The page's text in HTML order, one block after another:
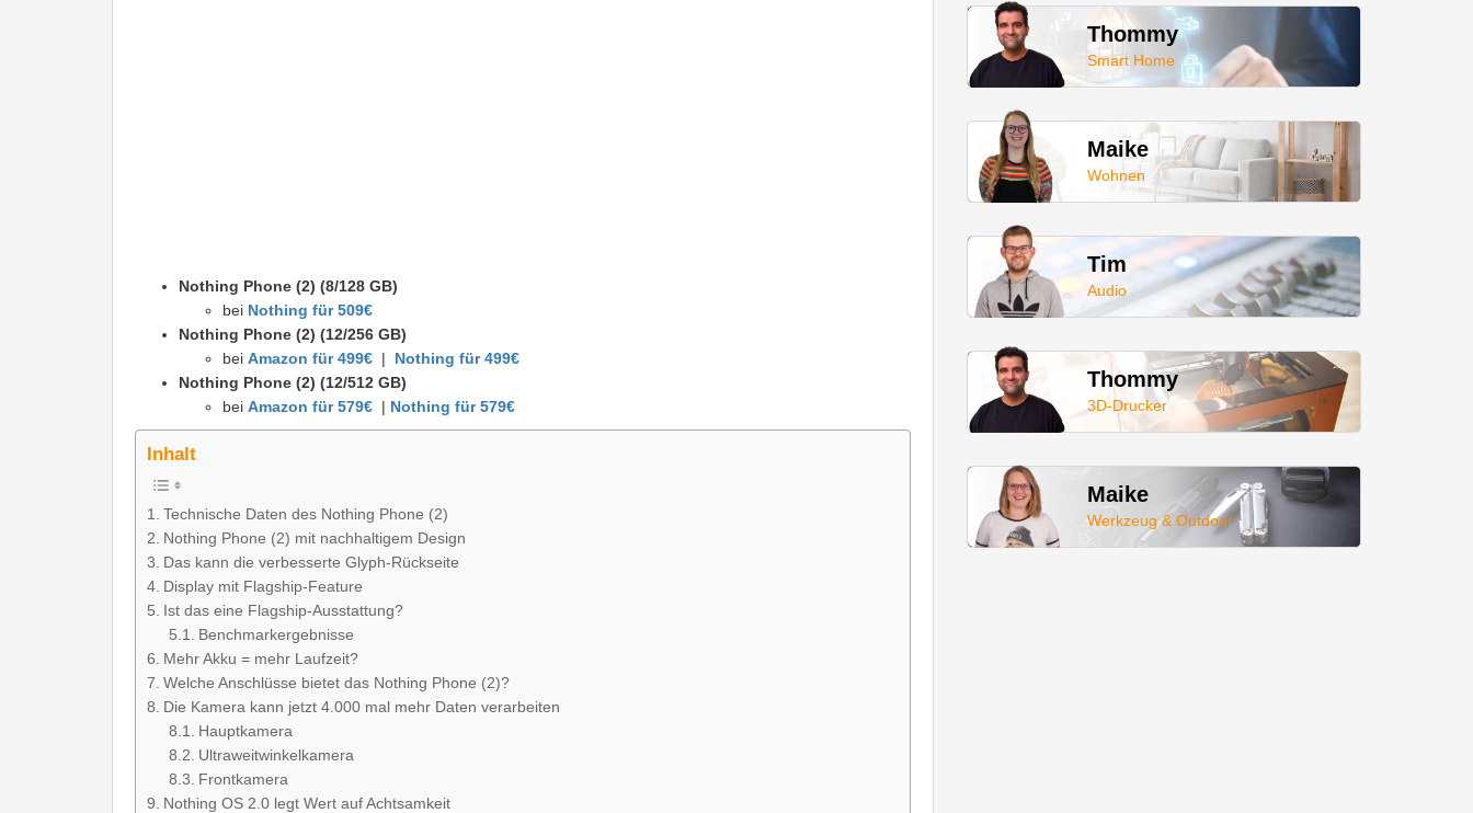
Nothing Phone (2) (8/128 GB)
bei Nothing für 509€
Nothing Phone (2) (12/256 GB)
bei Amazon für 499€ | Nothing für 499€
Nothing Phone (2) (12/512 GB)
bei Amazon für 579€ | Nothing für 579€
Inhalt
Technische Daten des Nothing Phone (2)
Nothing Phone (2) mit nachhaltigem Design
Das kann die verbesserte Glyph-Rückseite
Display mit Flagship-Feature
Ist das eine Flagship-Ausstattung?
Benchmarkergebnisse
Mehr Akku = mehr Laufzeit?
Welche Anschlüsse bietet das Nothing Phone (2)?
Die Kamera kann jetzt 4.000 mal mehr Daten verarbeiten
Hauptkamera
Ultraweitwinkelkamera
Frontkamera
Nothing OS 2.0 legt Wert auf Achtsamkeit
Thommy
Smart Home
Maike
Wohnen
Tim
Audio
Thommy
3D-Drucker
Maike
Werkzeug & Outdoor